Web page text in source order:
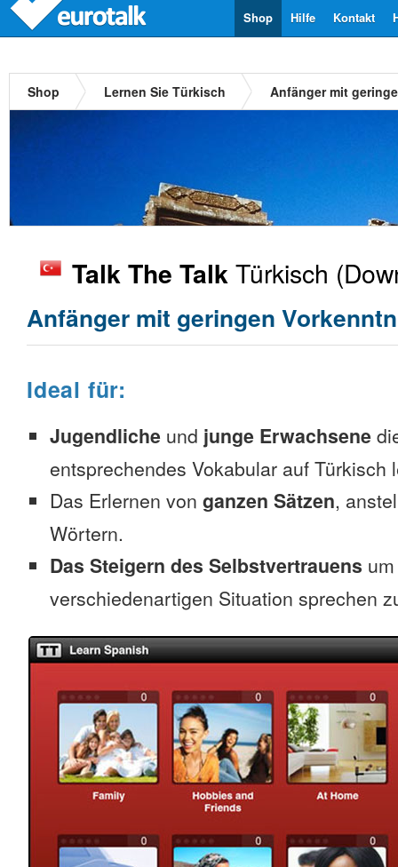
Kontakt
Hilfe
Shop
Shop Lernen Sie Türkisch Anfänger mit
Talk The TalkTürkisch
Anfänger mit geringen
Ideal für:
Jugendliche und junge Erwachsene
entsprechendes Vokabular auf Türkisch
Das Erlernen von ganzen Sätzen,
Wörtern.
Das Steigern des Selbstvertrauens
verschiedenartigen Situation sprechen